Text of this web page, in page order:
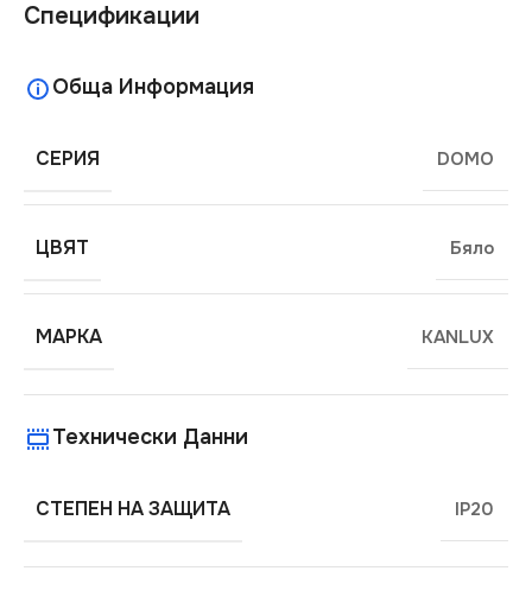
Спецификации
Обща Информация
СЕРИЯ DOMO
ЦВЯТ Бяло
МАРКА KANLUX
Технически Данни
СТЕПЕН НА ЗАЩИТА IP20